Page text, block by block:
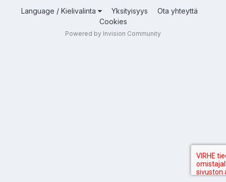
Language / Kielivalinta Yksityisyys
Ota yhteyttä
Cookies
Powered by Invision Community